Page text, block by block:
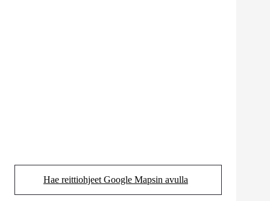
Hae reittiohjeet Google Mapsin avulla
(Aukeaa uudessa välilehdessä)